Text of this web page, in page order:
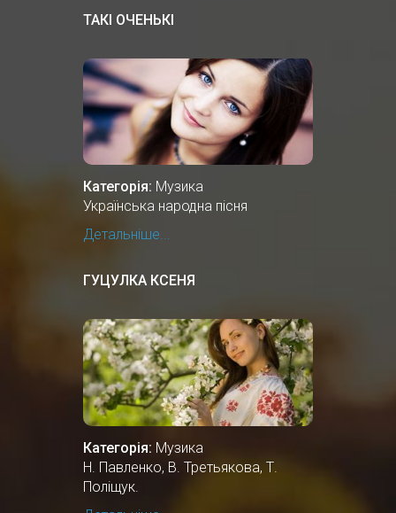
ТАКІ ОЧЕНЬКІ
Категорія: Музика
Українська народна пісня
Детальніше...
ГУЦУЛКА КСЕНЯ
Категорія: Музика
Н. Павленко, В. Третьякова, Т.
Поліщук.